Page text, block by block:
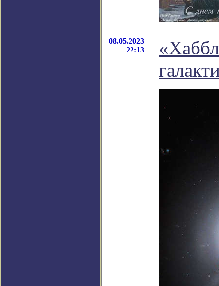
08.05.2023
22:13